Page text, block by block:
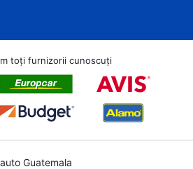
toți furnizorii cunoscuți
Guatemala